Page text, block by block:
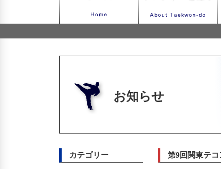
お知らせ
カテゴリー 第9回関東テ